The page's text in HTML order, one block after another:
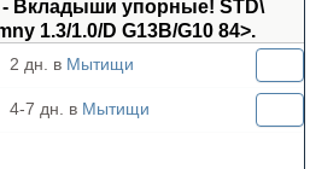
- Вкладыши упорные! STD\
1.3/1.0/D G13B/G10 84>.
2 дн. в Мытищи
4-7 дн. в Мытищи